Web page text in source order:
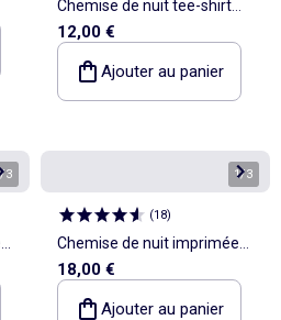
Chemise de nuit tee-shirt
'Hello Kitty'
12,00 €
Ajouter au panier
/3 1/3
(18)
Chemise de nuit imprimée
en voile de coton
18,00 €
Ajouter au panier